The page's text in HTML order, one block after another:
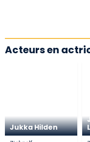
Acteurs en
Jukka Hilden